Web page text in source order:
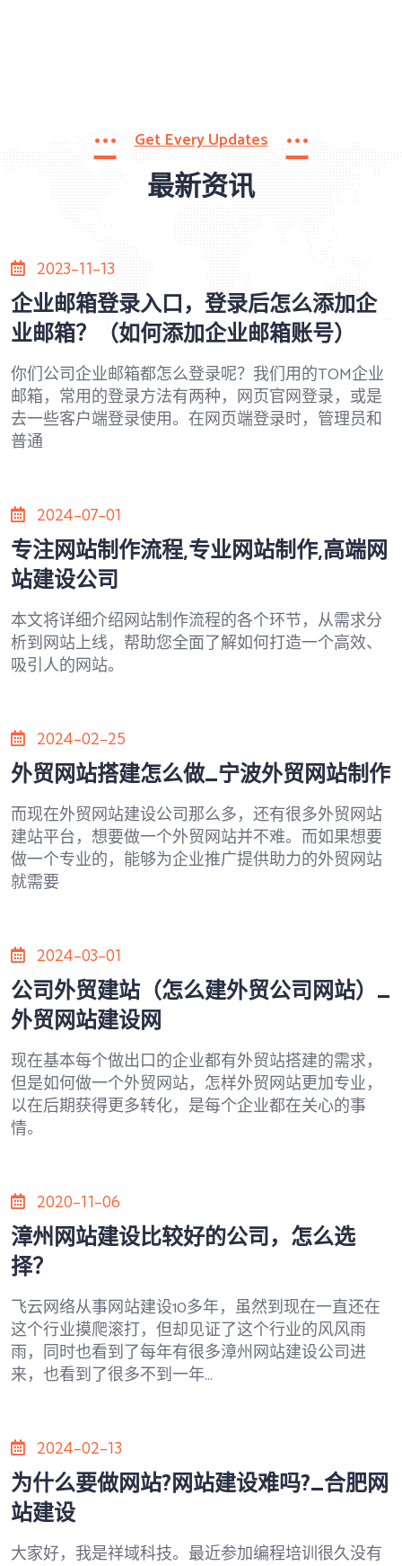
Get Every Updates
最新资讯
2023-11-13
企业邮箱登录入口，登录后怎么添加企
业邮箱？（如何添加企业邮箱账号）
你们公司企业邮箱都怎么登录呢？我们用的TOM企业
邮箱，常用的登录方法有两种，网页官网登录，或是
去一些客户端登录使用。在网页端登录时，管理员和
普通
2024-07-01
专注网站制作流程,专业网站制作,高端网
站建设公司
本文将详细介绍网站制作流程的各个环节，从需求分
析到网站上线，帮助您全面了解如何打造一个高效、
吸引人的网站。
2024-02-25
外贸网站搭建怎么做_宁波外贸网站制作
而现在外贸网站建设公司那么多，还有很多外贸网站
建站平台，想要做一个外贸网站并不难。而如果想要
做一个专业的，能够为企业推广提供助力的外贸网站
就需要
2024-03-01
公司外贸建站（怎么建外贸公司网站）_
外贸网站建设网
现在基本每个做出口的企业都有外贸站搭建的需求，
但是如何做一个外贸网站，怎样外贸网站更加专业，
以在后期获得更多转化，是每个企业都在关心的事
情。
2020-11-06
漳州网站建设比较好的公司，怎么选
择？
飞云网络从事网站建设10多年，虽然到现在一直还在
这个行业摸爬滚打，但却见证了这个行业的风风雨
雨，同时也看到了每年有很多漳州网站建设公司进
来，也看到了很多不到一年...
2024-02-13
为什么要做网站?网站建设难吗?_合肥网
站建设
大家好，我是祥域科技。最近参加编程培训很久没有